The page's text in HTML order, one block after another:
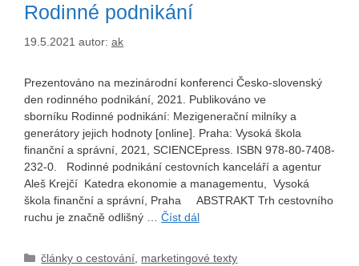
Rodinné podnikání
19.5.2021 autor: ak
Prezentováno na mezinárodní konferenci Česko-slovenský
den rodinného podnikání, 2021. Publikováno ve
sborníku Rodinné podnikání: Mezigenerační milníky a
generátory jejich hodnoty [online]. Praha: Vysoká škola
finanční a správní, 2021, SCIENCEpress. ISBN 978-80-7408-
232-0. Rodinné podnikání cestovních kanceláří a agentur
Aleš Krejčí Katedra ekonomie a managementu, Vysoká
škola finanční a správní, Praha ABSTRAKT Trh cestovního
ruchu je značně odlišný … Číst dál
Rubriky
články o cestování, marketingové texty